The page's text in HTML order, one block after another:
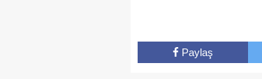
Paylaş